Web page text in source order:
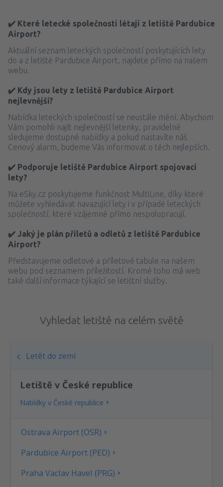
✔️ Které letecké společnosti létají z letiště Pardubice
Airport?
Aktuální seznam leteckých společností poskytujících lety
do a z letiště Pardubice Airport, najdete přímo na našem
webu.
✔️ Kdy jsou lety z letiště Pardubice Airport
nejlevnější?
Nabídka leteckých společností se neustále mění. Abychom
Vám pomohli najít nejlevnější letenky, pravidelně
sledujeme dostupné nabídky a pokud nastavíte náš
Cenový alarm, budeme Vás informovat o těch nejlepších.
✔️ Podporuje letiště Pardubice Airport spojovací
lety?
Na eSky.cz poskytujeme funkčnost MultiLine, díky které
můžete vyhledávat navazující lety i v případě leteckých
společností, které vzájemně přímo nespolupracují.
✔️ Jaký je plán příletů a odletů z letiště Pardubice
Airport?
Představujeme odletové a příletové tabule na našem
webu pod seznamem příležitostí. Kromě toho má web
také další informace týkající se letištní služby.
Vyhledat letiště na celém světě
Letět do zemí
Letiště v České republice
Nabídky v České republice
Ostrava Airport (OSR)
Pardubice Airport (PED)
Praha Vaclav Havel (PRG)